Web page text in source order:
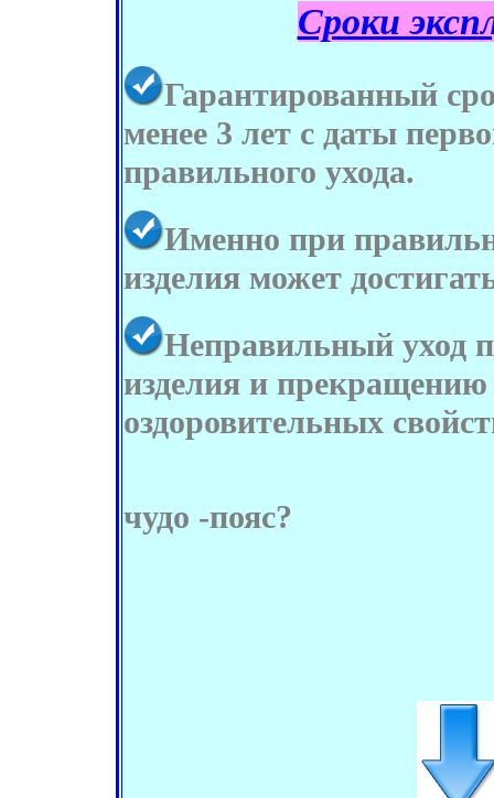
Сроки
Гарантированный
менее 3 лет с даты
правильного ухода.
Именно при
изделия может
Неправильный уход
изделия и
оздоровительных
чудо -пояс?